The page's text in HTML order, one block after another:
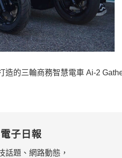
的三輪商務智慧電車 Ai-2
子日報
話題、網路動態，